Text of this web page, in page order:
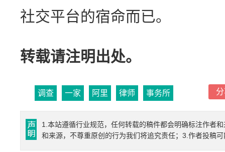
社交平台的宿命而已。
转载请注明出处。
调查 一家 阿里 律师 事务所
1.本站遵循行业规范，任何转载的稿件都会明确标注作者
和来源，不尊重原创的行为我们将追究责任；3.作者投稿